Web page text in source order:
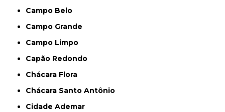
Campo Belo
Campo Grande
Campo Limpo
Capão Redondo
Chácara Flora
Chácara Santo Antônio
Cidade Ademar